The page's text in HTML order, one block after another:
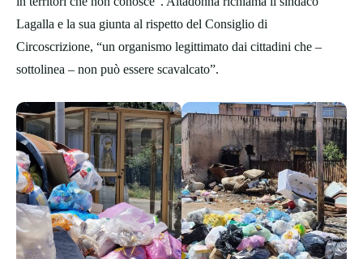
Lagalla e la sua giunta al rispetto del Consiglio di
Circoscrizione, “un organismo legittimato dai cittadini che –
sottolinea – non può essere scavalcato”.